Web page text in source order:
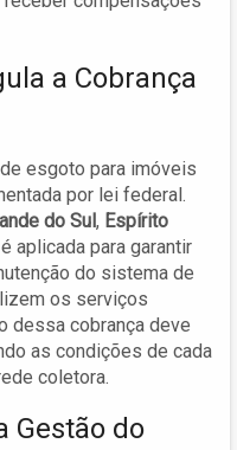
a Cobrança
esgoto para imóveis
por lei federal.
do Sul, Espírito
aplicada para garantir
do sistema de
os serviços
dessa cobrança deve
as condições de cada
coletora.
Gestão do